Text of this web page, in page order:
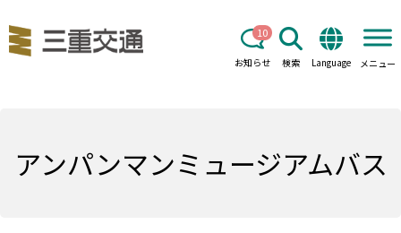
お知らせ
10
検索 Language メニュー
アンパンマンミュージアムバス